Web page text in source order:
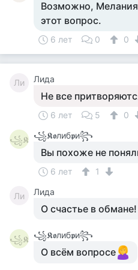
Возможно, Мелания
этот вопрос.
6 лет 0 0
Ли Лида
Не все
6 лет 5 0
꧁𝕶 ꧁𝕶𝖔либ𝖕и꧂
Вы похоже не
6 лет 1
Ли Лида
О счастье в обмане!
꧁𝕶 ꧁𝕶𝖔либ𝖕и꧂
О всём вопросе